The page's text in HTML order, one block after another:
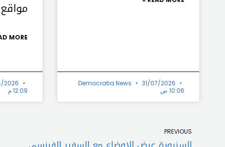
Democratia News
31/07/2026
10:06 ص
MORE »
2026
12:09 م
PREVIOUS